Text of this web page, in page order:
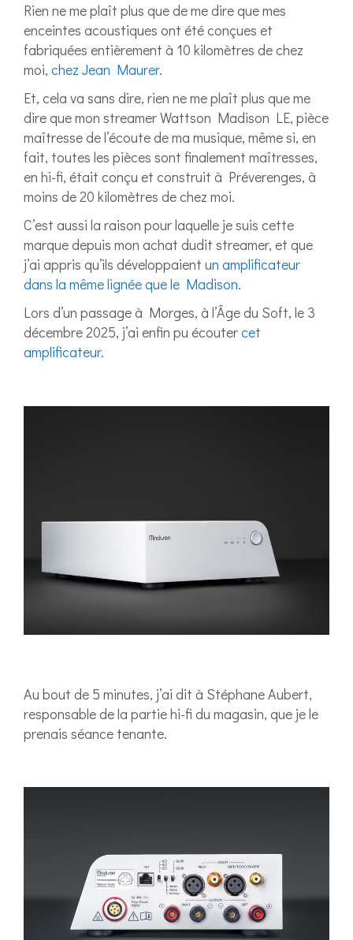
Rien ne me plaît plus que de me dire que mes
enceintes acoustiques ont été conçues et
fabriquées entièrement à 10 kilomètres de chez
moi, chez Jean Maurer.
Et, cela va sans dire, rien ne me plaît plus que me
dire que mon streamer Wattson Madison LE, pièce
maîtresse de l’écoute de ma musique, même si, en
fait, toutes les pièces sont finalement maîtresses,
en hi-fi, était conçu et construit à Préverenges, à
moins de 20 kilomètres de chez moi.
C’est aussi la raison pour laquelle je suis cette
marque depuis mon achat dudit streamer, et que
j’ai appris qu’ils développaient un amplificateur
dans la même lignée que le Madison.
Lors d’un passage à Morges, à l’Âge du Soft, le 3
décembre 2025, j’ai enfin pu écoutercet
amplificateur.
Au bout de 5 minutes, j’ai dit à Stéphane Aubert,
responsable de la partie hi-fi du magasin, que je le
prenais séance tenante.